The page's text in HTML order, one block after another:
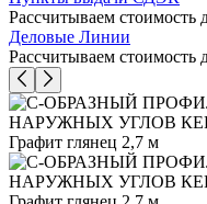
Рассчитываем стоимость
Деловые Линии
Рассчитываем стоимость